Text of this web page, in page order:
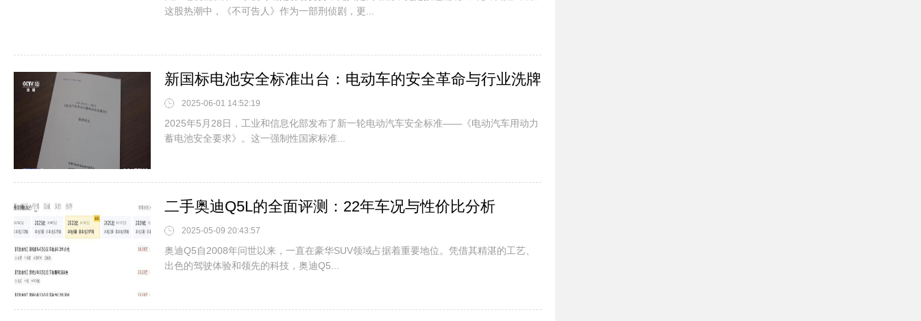
这股热潮中，《不可告人》作为一部刑侦剧，更...
新国标电池安全标准出台：电动车的安全革命与行业洗牌
2025-06-01 14:52:19
2025年5月28日，工业和信息化部发布了新一轮电动汽车安全标准——《电动汽车用动力
蓄电池安全要求》。这一强制性国家标准...
二手奥迪Q5L的全面评测：22年车况与性价比分析
2025-05-09 20:43:57
奥迪Q5自2008年问世以来，一直在豪华SUV领域占据着重要地位。凭借其精湛的工艺、
出色的驾驶体验和领先的科技，奥迪Q5...